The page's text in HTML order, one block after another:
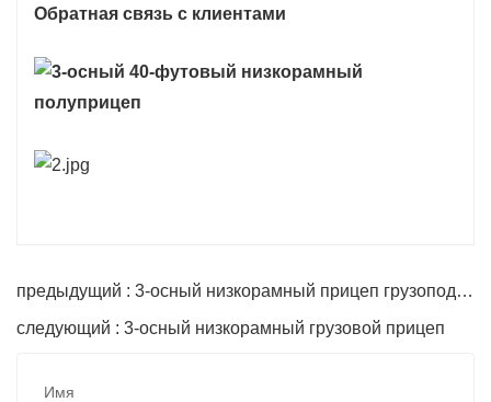
Обратная связь с клиентами
предыдущий : 3-осный низкорамный прицеп грузоподъемностью 60 тонн
следующий : 3-осный низкорамный грузовой прицеп
Имя